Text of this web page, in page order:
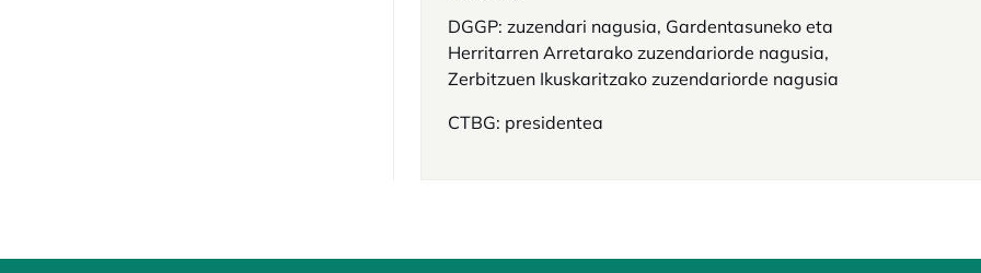
DGGP: zuzendari nagusia, Gardentasuneko eta
Herritarren Arretarako zuzendariorde nagusia,
Zerbitzuen Ikuskaritzako zuzendariorde nagusia
CTBG: presidentea